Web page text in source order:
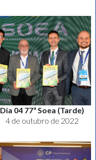
Dia 04 77ª Soea (Tarde)
4 de outubro de 2022